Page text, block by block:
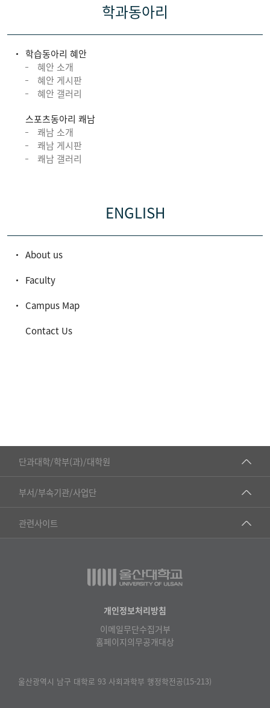
학과동아리
학습동아리 혜안
혜안 소개
혜안 게시판
혜안 갤러리
스포츠동아리 쾌남
쾌남 소개
쾌남 게시판
쾌남 갤러리
ENGLISH
About us
Faculty
Campus Map
Contact Us
단과대학/학부(과)/대학원
■인문대학
▷국어국문학부
▷일본어·일본학과
▷프랑스어·프랑스학과
▷사회과학부
부서/부속기관/사업단
공동기기센터
공학교육혁신센터
물리BK 미래혁신응집물질물리인재교육연구단
관련사이트
건강가정지원센터
교수협의회
온라인 기술거래 플랫폼
울산대학교 총동문회
개인정보처리방침
이메일무단수집거부
홈페이지의무공개대상
울산광역시 남구 대학로 93 사회과학부 행정학전공(15-213)